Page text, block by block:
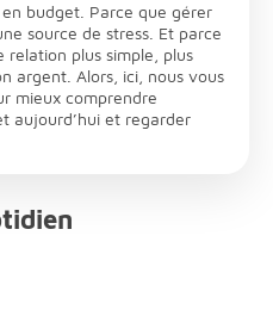
budget. Parce que gérer
source de stress. Et parce
plus simple, plus
argent. Alors, ici, nous vous
mieux comprendre
aujourd’hui et regarder